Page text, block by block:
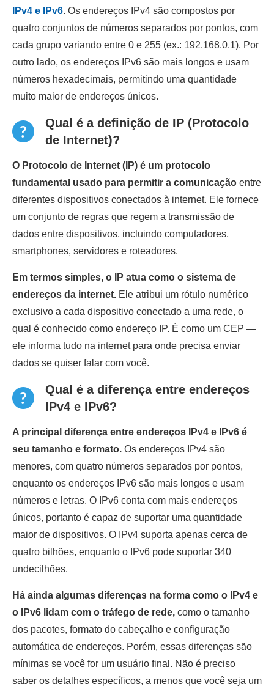
IPv4 e IPv6. Os endereços IPv4 são compostos por
quatro conjuntos de números separados por pontos, com
cada grupo variando entre 0 e 255 (ex.: 192.168.0.1). Por
outro lado, os endereços IPv6 são mais longos e usam
números hexadecimais, permitindo uma quantidade
muito maior de endereços únicos.
Qual é a definição de IP (Protocolo
de Internet)?
O Protocolo de Internet (IP) é um protocolo
fundamental usado para permitir a comunicação entre
diferentes dispositivos conectados à internet. Ele fornece
um conjunto de regras que regem a transmissão de
dados entre dispositivos, incluindo computadores,
smartphones, servidores e roteadores.
Em termos simples, o IP atua como o sistema de
endereços da internet. Ele atribui um rótulo numérico
exclusivo a cada dispositivo conectado a uma rede, o
qual é conhecido como endereço IP. É como um CEP —
ele informa tudo na internet para onde precisa enviar
dados se quiser falar com você.
Qual é a diferença entre endereços
IPv4 e IPv6?
A principal diferença entre endereços IPv4 e IPv6 é
seu tamanho e formato. Os endereços IPv4 são
menores, com quatro números separados por pontos,
enquanto os endereços IPv6 são mais longos e usam
números e letras. O IPv6 conta com mais endereços
únicos, portanto é capaz de suportar uma quantidade
maior de dispositivos. O IPv4 suporta apenas cerca de
quatro bilhões, enquanto o IPv6 pode suportar 340
undecilhões.
Há ainda algumas diferenças na forma como o IPv4 e
o IPv6 lidam com o tráfego de rede, como o tamanho
dos pacotes, formato do cabeçalho e configuração
automática de endereços. Porém, essas diferenças são
mínimas se você for um usuário final. Não é preciso
saber os detalhes específicos, a menos que você seja um